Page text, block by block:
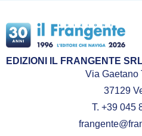
EDIZIONI IL FRANGENTE
Via Gaetano
37129
T. +39 045